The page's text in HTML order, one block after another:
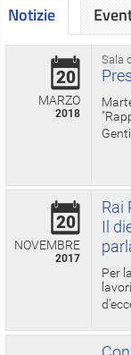
Notizie
Sala
20
MARZO
2018
20
NOVEMBRE
2017
Rai
Il
Per